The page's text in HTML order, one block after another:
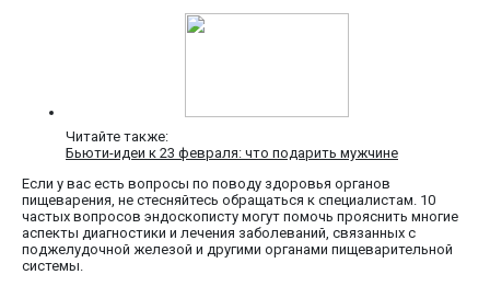
Читайте также:
Бьюти-идеи к 23 февраля: что подарить мужчине
Если у вас есть вопросы по поводу здоровья органов
пищеварения, не стесняйтесь обращаться к специалистам. 10
частых вопросов эндоскописту могут помочь прояснить многие
аспекты диагностики и лечения заболеваний, связанных с
поджелудочной железой и другими органами пищеварительной
системы.